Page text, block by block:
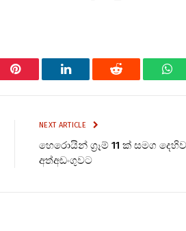
Pinterest LinkedIn Reddit
NEXT ARTICLE
හෙරොයින් ග්‍රෑම් 11 ක් සමග
අත්අඩංගුවට